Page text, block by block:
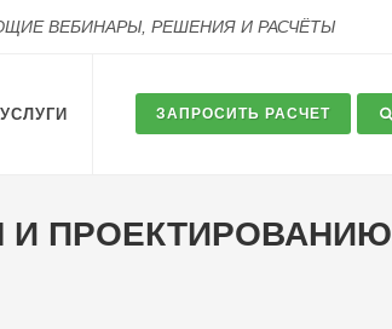
ВЕБИНАРЫ, РЕШЕНИЯ И РАСЧЁТЫ
ЗАПРОСИТЬ РАСЧЕТ
И ПРОЕКТИРОВАНИЮ